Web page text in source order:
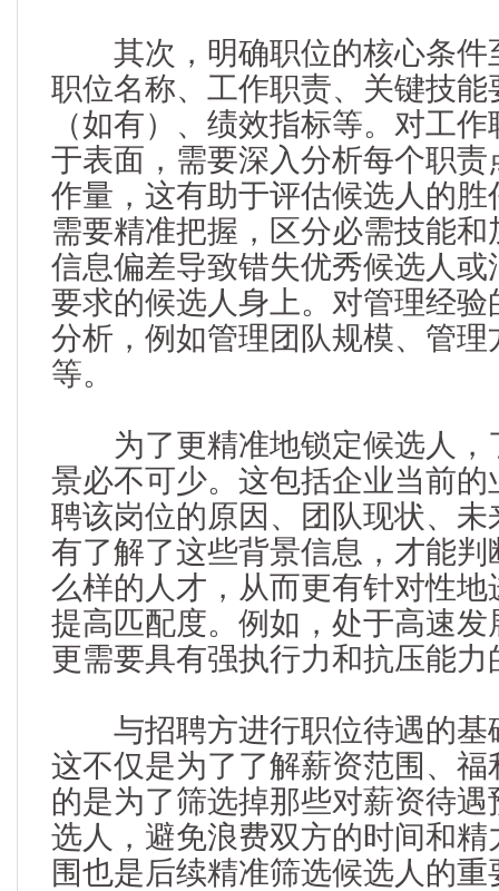
其次，明确职位的核心条件
职位名称、工作职责、关键技
（如有）、绩效指标等。对工
于表面，需要深入分析每个职
作量，这有助于评估候选人的
需要精准把握，区分必需技能
信息偏差导致错失优秀候选人
要求的候选人身上。对管理经
分析，例如管理团队规模、管
等。
为了更精准地锁定候选人，
景必不可少。这包括企业当前
聘该岗位的原因、团队现状、
有了解了这些背景信息，才能
么样的人才，从而更有针对性
提高匹配度。例如，处于高速
更需要具有强执行力和抗压能力
与招聘方进行职位待遇的基
这不仅是为了了解薪资范围、
的是为了筛选掉那些对薪资待
选人，避免浪费双方的时间和
围也是后续精准筛选候选人的重